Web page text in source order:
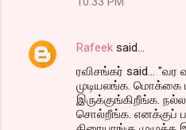
Rafeek said…
ரவிசங்கர் said...
முடியலங்க. மொக்கை
இருக்குங்கிறீங்க.
சொல்றீங்க. எனக்குப்